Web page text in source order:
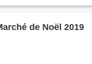
de Noël 2019